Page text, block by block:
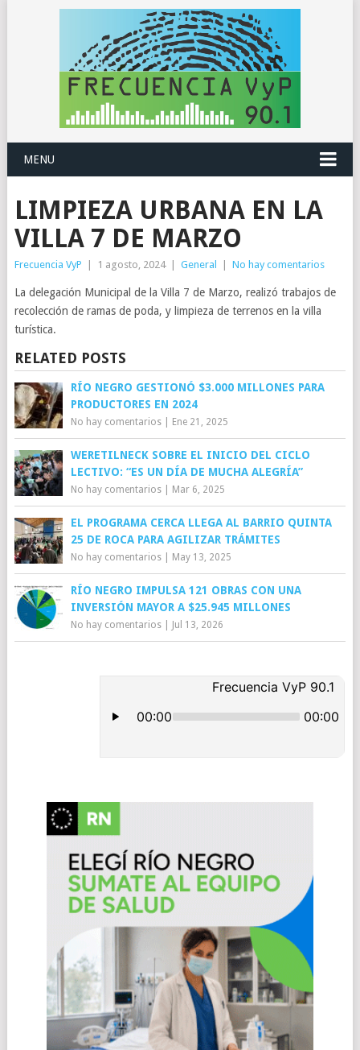
MENU
LIMPIEZA URBANA EN LA
VILLA 7 DE MARZO
Frecuencia VyP 1 agosto, 2024 General No hay comentarios
La delegación Municipal de la Villa 7 de Marzo, realizó trabajos de
recolección de ramas de poda, y limpieza de terrenos en la villa
turística.
RELATED POSTS
RÍO NEGRO GESTIONÓ $3.000 MILLONES PARA
PRODUCTORES EN 2024
No hay comentarios| Ene 21, 2025
WERETILNECK SOBRE EL INICIO DEL CICLO
LECTIVO: “ES UN DÍA DE MUCHA ALEGRÍA”
No hay comentarios| Mar 6, 2025
EL PROGRAMA CERCA LLEGA AL BARRIO QUINTA
25 DE ROCA PARA AGILIZAR TRÁMITES
No hay comentarios| May 13, 2025
RÍO NEGRO IMPULSA 121 OBRAS CON UNA
INVERSIÓN MAYOR A $25.945 MILLONES
No hay comentarios| Jul 13, 2026